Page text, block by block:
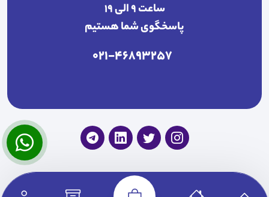
ساعت ۹ الی ۱۹
پاسخگوی شما هستیم
021-46893257